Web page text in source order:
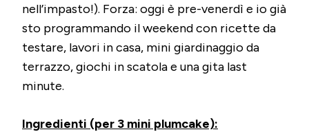
nell’impasto!). Forza: oggi è pre-venerdì e io già
sto programmando il weekend con ricette da
testare, lavori in casa, mini giardinaggio da
terrazzo, giochi in scatola e una gita last
minute.
Ingredienti (per 3 mini plumcake):